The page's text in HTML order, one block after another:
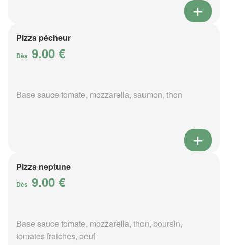
Pizza pêcheur
Dès 9.00 €
Base sauce tomate, mozzarella, saumon, thon
Pizza neptune
Dès 9.00 €
Base sauce tomate, mozzarella, thon, boursin,
tomates fraiches, oeuf